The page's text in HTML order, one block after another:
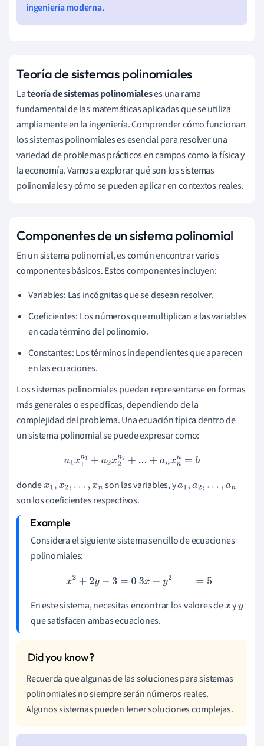
ingeniería moderna.
Teoría de sistemas polinomiales
Lateoría de sistemas polinomialeses una rama
fundamental de las matemáticas aplicadas que se utiliza
ampliamente en la ingeniería. Comprender cómo funcionan
los sistemas polinomiales es esencial para resolver una
variedad de problemas prácticos en campos como la física y
la economía. Vamos a explorar qué son los sistemas
polinomiales y cómo se pueden aplicar en contextos reales.
Componentes de un sistema polinomial
En un sistema polinomial, es común encontrar varios
componentes básicos. Estos componentes incluyen:
Variables: Las incógnitas que se desean resolver.
Coeficientes: Los números que multiplican a las variables
en cada término del polinomio.
Constantes: Los términos independientes que aparecen
en las ecuaciones.
Los sistemas polinomiales pueden representarse en formas
más generales o específicas, dependiendo de la
complejidad del problema. Una ecuación típica dentro de
un sistema polinomial se puede expresar como:
a1x 1n 1+a2x2 n2 +... +a nxnn= b
dondex1,x2,… ,xn son las variables, ya1,a2,…, a n
son los coeficientes respectivos.
Considera el siguiente sistema sencillo de ecuaciones
polinomiales:
x2 +2 y− 3= 03x −y 2=5
En este sistema, necesitas encontrar los valores dex yy
que satisfacen ambas ecuaciones.
Recuerda que algunas de las soluciones para sistemas
polinomiales no siempre serán números reales.
Algunos sistemas pueden tener soluciones complejas.